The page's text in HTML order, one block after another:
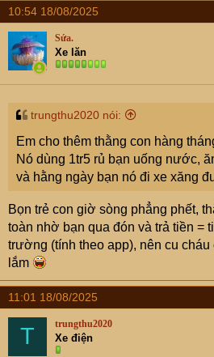
c
t
i
o
n
s
10:54 18/08/2025
Sứa.
Xe lăn
trungthu2020 nói:
Em cho thêm thằng con hàng
Nó dùng 1tr5 rủ bạn uống nước,
và hằng ngày bạn nó đi xe xăng
Bọn trẻ con giờ sòng phẳng phết,
toàn nhờ bạn qua đón và trả tiền =
trường (tính theo app), nên cu cháu
lắm
11:01 18/08/2025
T trungthu2020
Xe điện